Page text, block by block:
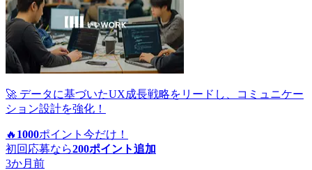
🚀 データに基づいたUX成長戦略をリードし、コミュニケー
ション設計を強化！
🔥 1000ポイント 今だけ！
初回応募なら200ポイント追加
3か月前